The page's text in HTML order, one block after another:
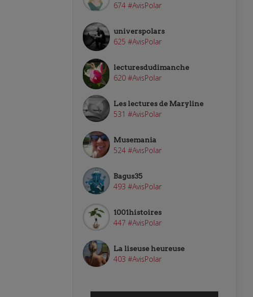
674 #AvisPolar
universpolars
625 #AvisPolar
lecturesdudimanche
620 #AvisPolar
Les lectures de Maryline
531 #AvisPolar
Musemania
524 #AvisPolar
Bagus35
493 #AvisPolar
1001histoires
447 #AvisPolar
La liseuse heureuse
403 #AvisPolar